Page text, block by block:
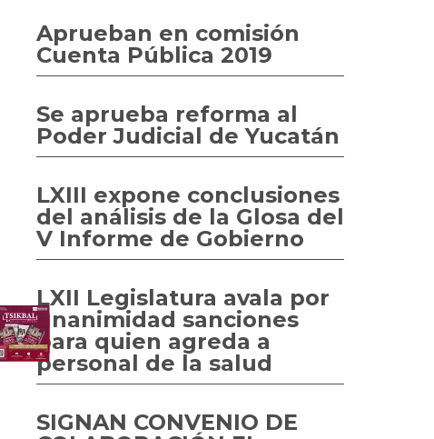
Aprueban en comisión
Cuenta Pública 2019
Se aprueba reforma al
Poder Judicial de Yucatán
LXIII expone conclusiones
del análisis de la Glosa del
V Informe de Gobierno
LXII Legislatura avala por
unanimidad sanciones
para quien agreda a
personal de la salud
SIGNAN CONVENIO DE